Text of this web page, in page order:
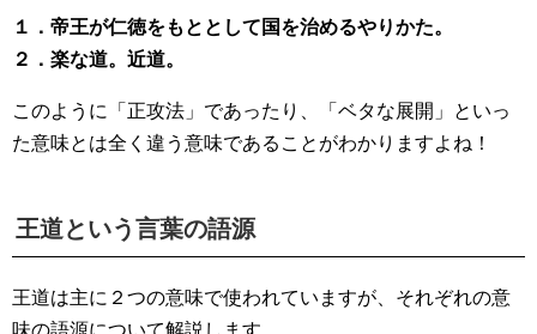
１．帝王が仁徳をもととして国を治めるやりかた。
２．楽な道。近道。
このように「正攻法」であったり、「ベタな展開」といっ
た意味とは全く違う意味であることがわかりますよね！
王道という言葉の語源
王道は主に２つの意味で使われていますが、それぞれの意